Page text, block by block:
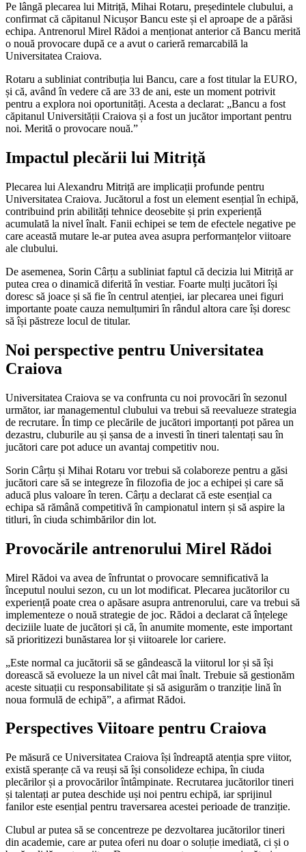
Pe lângă plecarea lui Mitriță, Mihai Rotaru, președintele clubului, a
confirmat că căpitanul Nicușor Bancu este și el aproape de a părăsi
echipa. Antrenorul Mirel Rădoi a menționat anterior că Bancu merită
o nouă provocare după ce a avut o carieră remarcabilă la
Universitatea Craiova.
Rotaru a subliniat contribuția lui Bancu, care a fost titular la EURO,
și că, având în vedere că are 33 de ani, este un moment potrivit
pentru a explora noi oportunități. Acesta a declarat: „Bancu a fost
căpitanul Universității Craiova și a fost un jucător important pentru
noi. Merită o provocare nouă.”
Impactul plecării lui Mitriță
Plecarea lui Alexandru Mitriță are implicații profunde pentru
Universitatea Craiova. Jucătorul a fost un element esențial în echipă,
contribuind prin abilități tehnice deosebite și prin experiență
acumulată la nivel înalt. Fanii echipei se tem de efectele negative pe
care această mutare le-ar putea avea asupra performanțelor viitoare
ale clubului.
De asemenea, Sorin Cârțu a subliniat faptul că decizia lui Mitriță ar
putea crea o dinamică diferită în vestiar. Foarte mulți jucători își
doresc să joace și să fie în centrul atenției, iar plecarea unei figuri
importante poate cauza nemulțumiri în rândul altora care își doresc
să își păstreze locul de titular.
Noi perspective pentru Universitatea
Craiova
Universitatea Craiova se va confrunta cu noi provocări în sezonul
următor, iar managementul clubului va trebui să reevalueze strategia
de recrutare. În timp ce plecările de jucători importanți pot părea un
dezastru, cluburile au și șansa de a investi în tineri talentați sau în
jucători care pot aduce un avantaj competitiv nou.
Sorin Cârțu și Mihai Rotaru vor trebui să colaboreze pentru a găsi
jucători care să se integreze în filozofia de joc a echipei și care să
aducă plus valoare în teren. Cârțu a declarat că este esențial ca
echipa să rămână competitivă în campionatul intern și să aspire la
titluri, în ciuda schimbărilor din lot.
Provocările antrenorului Mirel Rădoi
Mirel Rădoi va avea de înfruntat o provocare semnificativă la
începutul noului sezon, cu un lot modificat. Plecarea jucătorilor cu
experiență poate crea o apăsare asupra antrenorului, care va trebui să
implementeze o nouă strategie de joc. Rădoi a declarat că înțelege
deciziile luate de jucători și că, în anumite momente, este important
să prioritizezi bunăstarea lor și viitoarele lor cariere.
„Este normal ca jucătorii să se gândească la viitorul lor și să își
dorească să evolueze la un nivel cât mai înalt. Trebuie să gestionăm
aceste situații cu responsabilitate și să asigurăm o tranziție lină în
noua formulă de echipă”, a afirmat Rădoi.
Perspectives Viitoare pentru Craiova
Pe măsură ce Universitatea Craiova își îndreaptă atenția spre viitor,
există speranțe că va reuși să își consolideze echipa, în ciuda
plecărilor și a provocărilor întâmpinate. Recrutarea jucătorilor tineri
și talentați ar putea deschide uși noi pentru echipă, iar sprijinul
fanilor este esențial pentru traversarea acestei perioade de tranziție.
Clubul ar putea să se concentreze pe dezvoltarea jucătorilor tineri
din academie, care ar putea oferi nu doar o soluție imediată, ci și o